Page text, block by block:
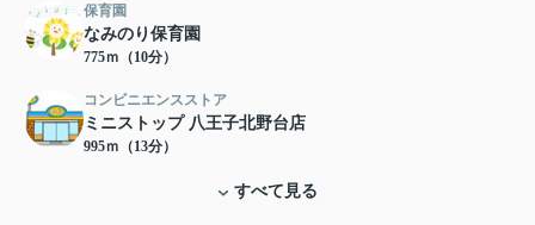
保育園
なみのり保育園
775ｍ（10分）
コンビニエンスストア
ミニストップ 八王子北野台店
995ｍ（13分）
すべて見る